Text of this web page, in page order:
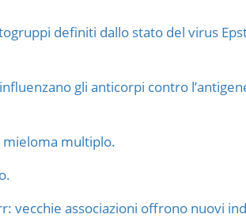
definiti dallo stato del virus
gli anticorpi contro
mieloma multiplo.
vecchie associazioni offrono nuovi